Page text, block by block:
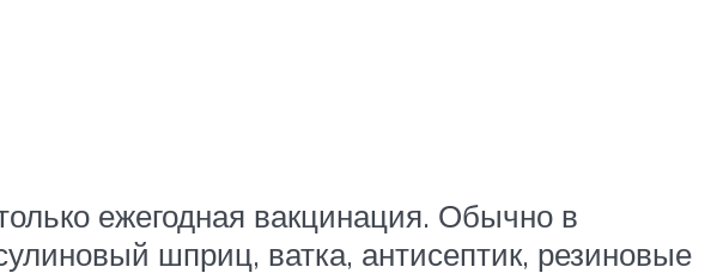
ежегодная вакцинация. Обычно в
шприц, ватка, антисептик, резиновые